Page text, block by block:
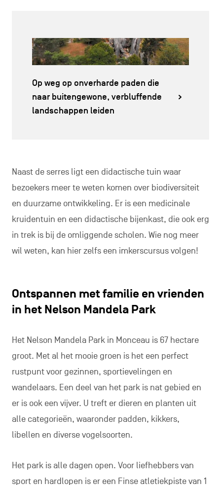
Op weg op onverharde paden die
naar buitengewone, verbluffende
landschappen leiden
Naast de serres ligt een didactische tuin waar
bezoekers meer te weten komen over biodiversiteit
en duurzame ontwikkeling. Er is een medicinale
kruidentuin en een didactische bijenkast, die ook erg
in trek is bij de omliggende scholen. Wie nog meer
wil weten, kan hier zelfs een imkerscursus volgen!
Ontspannen met familie en vrienden
in het Nelson Mandela Park
Het Nelson Mandela Park in Monceau is 67 hectare
groot. Met al het mooie groen is het een perfect
rustpunt voor gezinnen, sportievelingen en
wandelaars. Een deel van het park is nat gebied en
er is ook een vijver. U treft er dieren en planten uit
alle categorieën, waaronder padden, kikkers,
libellen en diverse vogelsoorten.
Het park is alle dagen open. Voor liefhebbers van
sport en hardlopen is er een Finse atletiekpiste van 1